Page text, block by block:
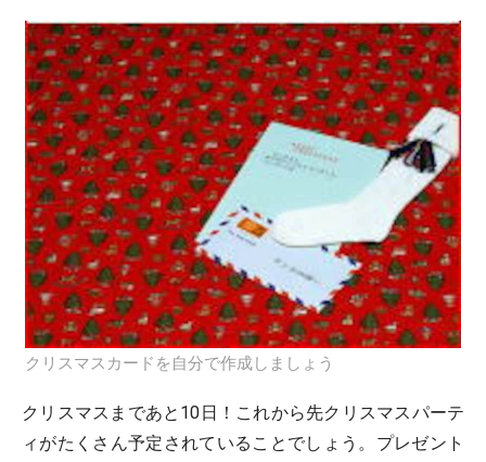
クリスマスカードを自分で作成しましょう
クリスマスまであと10日！これから先クリスマスパーテ
ィがたくさん予定されていることでしょう。プレゼント